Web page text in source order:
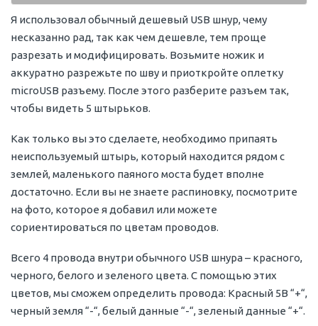
Я использовал обычный дешевый USB шнур, чему
несказанно рад, так как чем дешевле, тем проще
разрезать и модифицировать. Возьмите ножик и
аккуратно разрежьте по шву и приоткройте оплетку
microUSB разъему. После этого разберите разъем так,
чтобы видеть 5 штырьков.
Как только вы это сделаете, необходимо припаять
неиспользуемый штырь, который находится рядом с
землей, маленького паяного моста будет вполне
достаточно. Если вы не знаете распиновку, посмотрите
на фото, которое я добавил или можете
сориентироваться по цветам проводов.
Всего 4 провода внутри обычного USB шнура – красного,
черного, белого и зеленого цвета. С помощью этих
цветов, мы сможем определить провода: Красный 5В “+“,
черный земля “-“, белый данные “-“, зеленый данные “+“.